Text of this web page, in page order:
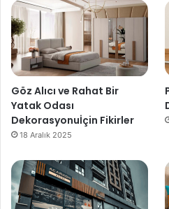
Göz Alıcı ve Rahat Bir
Yatak Odası
Dekorasyonuİçin Fikirler
18 Aralık 2025